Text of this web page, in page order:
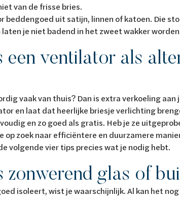
van de frisse bries.
beddengoed uit satijn, linnen of katoen. Die
laten je niet badend in het zweet wakker
een ventilator als
vaak van thuis? Dan is extra verkoeling aan
en laat dat heerlijke briesje verlichting
en zo goed als gratis. Heb je ze
op zoek naar efficiëntere en duurzamere
volgende vier tips precies wat je nodig hebt.
zonwerend glas of
isoleert, wist je waarschijnlijk. Al kan het